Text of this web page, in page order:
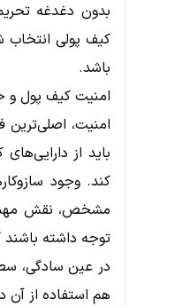
بدون دغدغه
کیف پولی
باشد.
امنیت کیف پول و
امنیت،
باید از
کند. وجود
مشخص، نقش مهمی
توجه داشته
در عین سادگی،
هم استفاده از آن